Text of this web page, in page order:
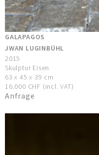
GALAPAGOS
JWAN LUGINBÜHL
2015
Skulptur Eisen
63 x 45 x 39 cm
16.000 CHF (incl. VAT)
Anfrage